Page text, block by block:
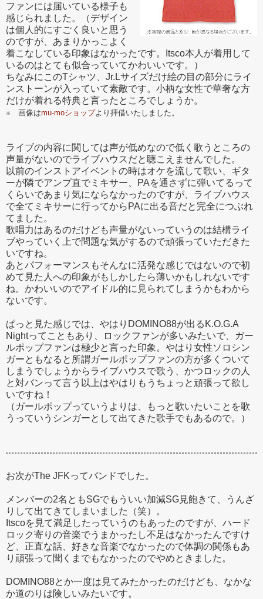
ファンには届いている様子も
感じられました。（デザイン
は個人的にすごく良いと思う
のですが、あまりかっこよく
着こなしている印象はなかったです。Itsco本人が着用して
いるのはとても似合っていてかわいいです。）
ちなみにこのTシャツ、Jr.Lサイズだけ絵の目の部分にライ
ンストーンが入っていて素敵です。小柄な女性で華奢な方
だけが着れる特典と言ったところでしょうか。
※ 画像はmu-moショップより拝借いたしました。
ライブの内容に関しては声が低めなので低く歌うところの
声量がないのでライブハウスだと聴こえませんでした。
以前のインストアイベントの時はオケを流して歌い、ギタ
ーが隣でアンプ直でミキサー、PAを通さずに弾いてるって
くらいであまり気にならなかったのですが、ライブハウス
で全てミキサーに行ってからPAに出る音だと完全につぶれ
てました。
歌唱力はあるのだけども声量がないっていうのは結構ライ
ブやっていく上で問題な気がするので頑張っていただきた
いですね。
あとパフォーマンスもそんなに活発な感じではないので初
めて見た人への印象がもしかしたら薄いかもしれないです
ね。かわいいのでアイドル的に見られてしまうかもわから
ないです。
ぱっと見た感じでは、やはりDOMINO88が出るK.O.G.A
Nightってこともあり、ロックファンが多いみたいで、ガー
ルポップファンは極少と言った印象。やはり女性ソロシン
ガーともなると所謂ガールポップファンの方が多くついて
しまうでしょうからライブハウスで歌う、かつロックの人
と対バンって言う以上はやはりもうちょっと頑張って欲し
いですね！
（ガールポップっていうよりは、もっと歌いたいことを歌
うっていうシンガーとして出てきた歌手でもあるので。）
お次がThe JFKってバンドでした。
メンバーの2名ともSGでもういい加減SG見飽きて、うんざ
りして出てきてしまいました（笑）。
Itscoを見て満足したっていうのもあったのですが、ハード
ロック寄りの音楽でうまかったし不足はなかったんですけ
ど、正直な話、好きな音楽でなかったので体調の関係もあ
り頑張って聞くまでもなかったのでやめときました。
DOMINO88とか一度は見てみたかったのだけども、なかな
か道のりは険しいみたいです。